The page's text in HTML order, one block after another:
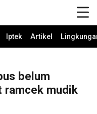
Iptek Artikel
belum
ramcek mudik